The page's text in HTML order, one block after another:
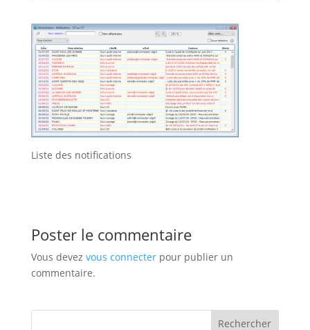
Liste des notifications
Poster le commentaire
Vous devez vous connecterpour publier un
commentaire.
Rechercher